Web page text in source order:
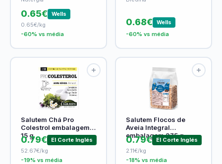
0.65€
Wells
0.65€/kg
-60% vs média
0.68€
Wells
-60% vs média
Salutem Chá Pro
Colestrol embalagem
15 g
0.79€
El Corte Inglés
52.67€/kg
-19% vs média
Salutem Flocos de
Aveia Integral
embalagem 375 g
0.79€
El Corte Inglés
2.11€/kg
-18% vs média